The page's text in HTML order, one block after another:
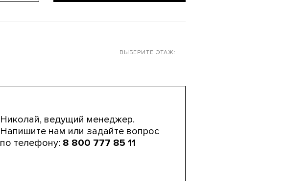
ВЫБЕРИТЕ ЭТАЖ:
Николай, ведущий менеджер.
Напишите нам или задайте вопрос
по телефону: 8 800 777 85 11